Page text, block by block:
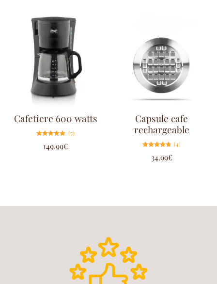
Cafetiere 600 watts
5.00
sur 5
(5)
149.99€
Capsule cafe
rechargeable
4.75
sur 5
(4)
34.99€